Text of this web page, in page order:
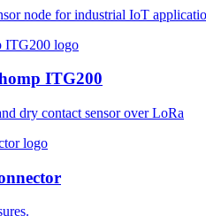
node for industrial IoT
ITG200
dry contact sensor over LoRa